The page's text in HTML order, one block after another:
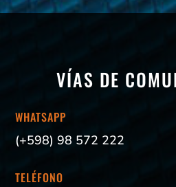
VÍAS DE
WHATSAPP
(+598) 98 572 222
TELÉFONO